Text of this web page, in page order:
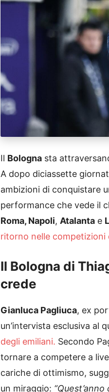
Il Bologna sta
A dopo diciassette
ambizioni di conquistare
performance che vede il
Roma, Napoli, Atalanta e
ritorno nelle competizioni
Il Bologna di
crede
Gianluca Pagliuca, ex
un’intervista esclusiva al
degli emiliani. Secondo
tornare a competere a
cariche di ottimismo,
un miraggio: